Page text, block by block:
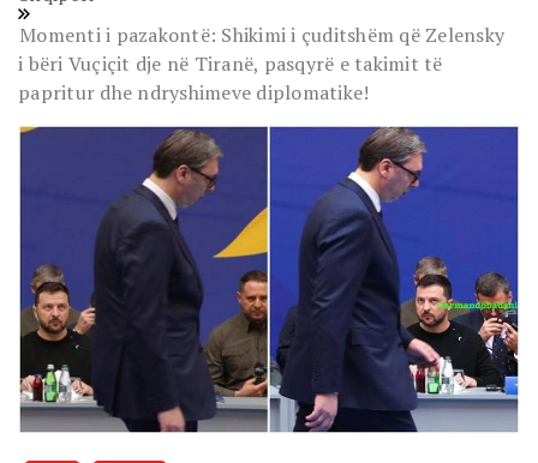
Momenti i pazakontë: Shikimi i çuditshëm që Zelensky
i bëri Vuçiçit dje në Tiranë, pasqyrë e takimit të
papritur dhe ndryshimeve diplomatike!